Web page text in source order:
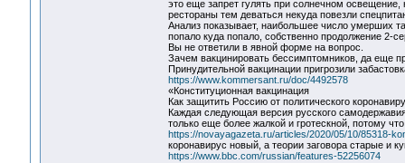
это еще запрет гулять при солнечном
рестораны тем деваться некуда повезли
Анализ показывает, наибольшее число умерших
попало куда попало, собственно продолжение 2-
Вы не ответили в явной форме на вопрос.
Зачем вакцинировать бессимптомников, да еще
Принудительной вакцинации пригрозили
https://www.kommersant.ru/doc/4492578
«Конституционная вакцинация
Как защитить Россию от политического
Каждая следующая версия русского
только еще более жалкой и гротескной, потому
https://novayagazeta.ru/articles/2020/05/10/85318-
коронавирус новый, а теории заговора старые и
https://www.bbc.com/russian/features-52256074